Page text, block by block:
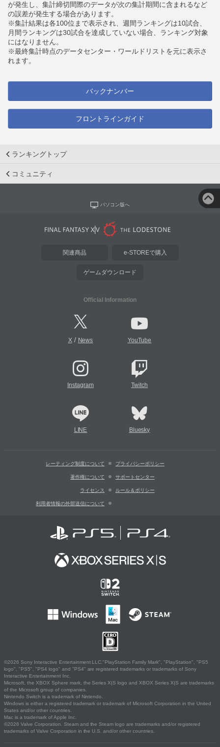
が発生し、集計締切間際のデータが次の集計期間に含まれるなど
の誤差が発生する場合があります。
※集計結果は各100位まで表示され、週間ランキングは10試合、
月間ランキングは30試合を達成していない場合、ランキング対象
にはなりません。
※最終集計時点のデータセンター・ワールドリストを元に表示さ
れます。
バックナンバー
フロントラインガイド
ランキングトップ
コミュニティ
パソコン版へ
関連商品 e-STOREで購入
ゲームダウンロード
Official Information
X/ News YouTube
Instagram Twitch
LINE Bluesky
レーティング制度について プライバシーポリシー
著作権について サポートセンター
ライセンス ルール＆ポリシー
利用者情報の外部送信について
©2026 Sony Interactive Entertainment LLC."PlayStation Family Mark", "PlayStation", "PS5
logo", "PS5", "PS4 logo" and "PS4" are registered trademarks or trademarks of Sony
Interactive Entertainment Inc.
Microsoft, the XBOX Sphere mark, the Series X|S logo and XBOX Series X|S are trademarks
of the Microsoft group of companies.
Nintendo Switch is a trademark of Nintendo.
Windows is either a registered trademark or trademark of Microsoft Corporation in the United
States and/or other countries.
Mac is a trademark of Apple Inc.
©2026 Valve Corporation. Steam and the Steam logo are trademarks and/or registered
trademarks of Valve Corporation in the U.S. and/or other countries.